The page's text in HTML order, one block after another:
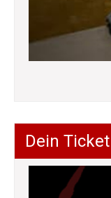
Dein